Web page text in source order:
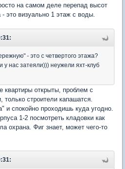
на самом деле перепад высот
это визуально 1 этаж с воды.
- это с четвертого этажа?
у нас затеяли))) неужели яхт-клуб
квартиры открыты, проблем с
строители капашатся.
и спокойно проходишь куда угодно.
1-2 посмотреть кладовки как
охрана. Фиг знает, может чего-то